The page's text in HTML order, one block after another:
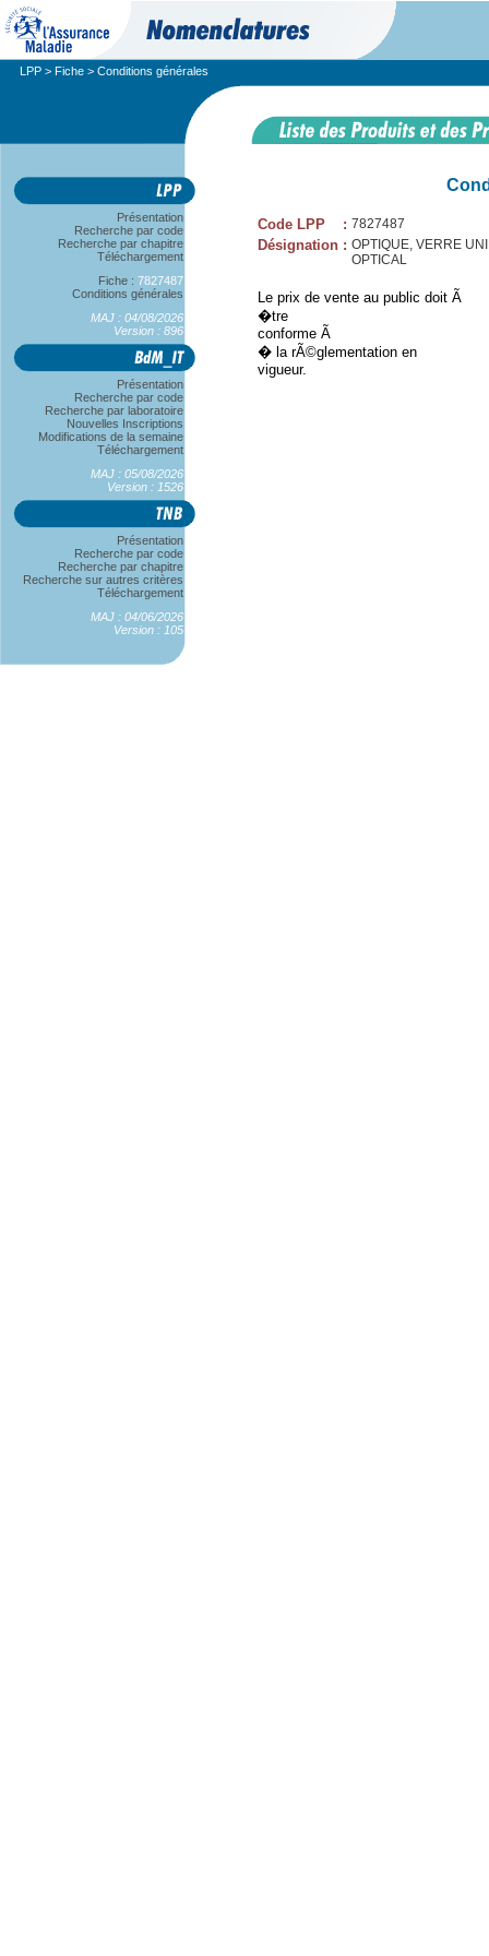
LPP > Fiche > Conditions générales
Présentation
Recherche par code
Recherche par chapitre
Téléchargement
Fiche : 7827487
Conditions générales
MAJ : 04/08/2026
Version : 896
Présentation
Recherche par code
Recherche par laboratoire
Nouvelles Inscriptions
Modifications de la semaine
Téléchargement
MAJ : 05/08/2026
Version : 1526
Présentation
Recherche par code
Recherche par chapitre
Recherche sur autres critères
Téléchargement
MAJ : 04/06/2026
Version : 105
Code LPP : 7827487
Désignation : OPTIQUE, VERRE
OPTICAL
Le prix de vente au public doit Ã
�tre
conforme Ã
� la rÃ©glementation en
vigueur.